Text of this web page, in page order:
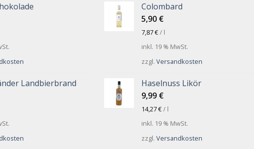
Landbierbrand
Colombard
5,90 €
7,87€/ l
inkl. 19 % MwSt.
zzgl. Versandkosten
Haselnuss Likör
9,99 €
14,27€/ l
inkl. 19 % MwSt.
zzgl. Versandkosten